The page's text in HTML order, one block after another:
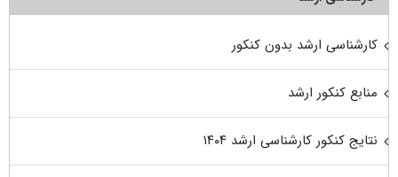
کارشناسی ارشد بدون کنکور
منابع کنکور ارشد
نتایج کنکور کارشناسی ارشد ۱۴۰۴